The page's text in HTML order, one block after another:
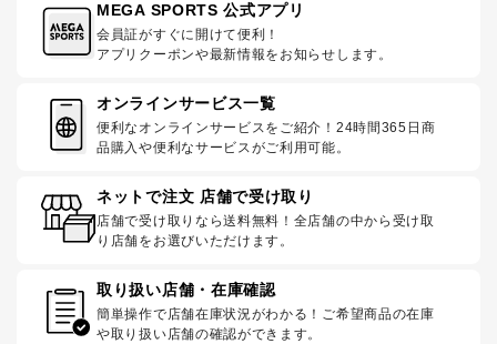
MEGA SPORTS 公式アプリ
会員証がすぐに開けて便利！
アプリクーポンや最新情報をお知らせします。
オンラインサービス一覧
便利なオンラインサービスをご紹介！24時間365日商
品購入や便利なサービスがご利用可能。
ネットで注文 店舗で受け取り
店舗で受け取りなら送料無料！全店舗の中から受け取
り店舗をお選びいただけます。
取り扱い店舗・在庫確認
簡単操作で店舗在庫状況がわかる！ご希望商品の在庫
や取り扱い店舗の確認ができます。